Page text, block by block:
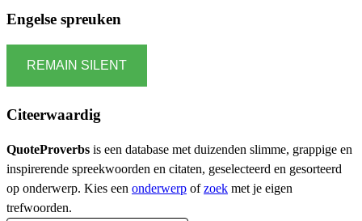
Engelse spreuken
REMAIN SILENT
Citeerwaardig
QuoteProverbs is een database met duizenden slimme, grappige en
inspirerende spreekwoorden en citaten, geselecteerd en gesorteerd
op onderwerp. Kies een onderwerp ofzoek met je eigen
trefwoorden.